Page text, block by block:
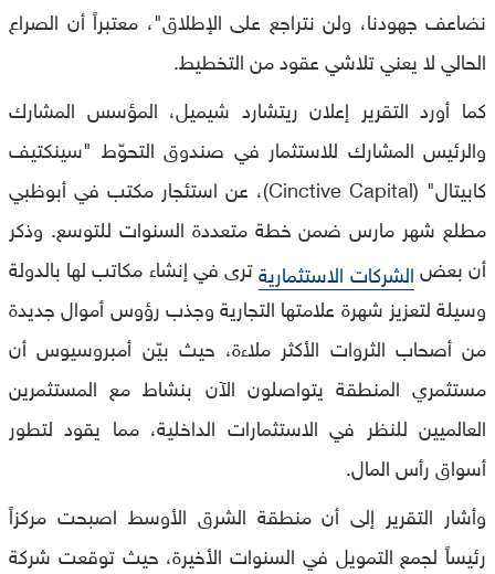
نضاعف جهودنا، ولن نتراجع على الإطلاق"، معتبراً أن الصراع
الحالي لا يعني تلاشي عقود من التخطيط.
كما أورد التقرير إعلان ريتشارد شيميل، المؤسس المشارك
والرئيس المشارك للاستثمار في صندوق التحوّط "سينكتيف
كابيتال" (Cinctive Capital)، عن استئجار مكتب في أبوظبي
مطلع شهر مارس ضمن خطة متعددة السنوات للتوسع. وذكر
أن بعضالشركات الاستثماريةترى في إنشاء مكاتب لها بالدولة
وسيلة لتعزيز شهرة علامتها التجارية وجذب رؤوس أموال جديدة
من أصحاب الثروات الأكثر ملاءة، حيث بيّن أمبروسيوس أن
مستثمري المنطقة يتواصلون الآن بنشاط مع المستثمرين
العالميين للنظر في الاستثمارات الداخلية، مما يقود لتطور
أسواق رأس المال.
وأشار التقرير إلى أن منطقة الشرق الأوسط اصبحت مركزاً
رئيساً لجمع التمويل في السنوات الأخيرة، حيث توقعت شركة